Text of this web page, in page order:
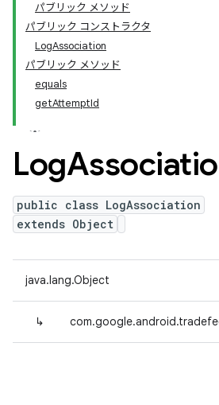
パブリック メソッド
パブリック コンストラクタ
LogAssociation
パブリック メソッド
equals
getAttemptId
Log
public class LogAssociation
extends Object
java.lang.Object
↳